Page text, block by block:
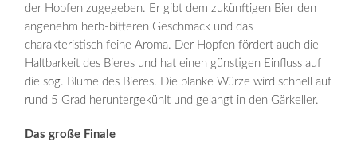
der Hopfen zugegeben. Er gibt dem zukünftigen Bier den
angenehm herb-bitteren Geschmack und das
charakteristisch feine Aroma. Der Hopfen fördert auch die
Haltbarkeit des Bieres und hat einen günstigen Einfluss auf
die sog. Blume des Bieres. Die blanke Würze wird schnell auf
rund 5 Grad heruntergekühlt und gelangt in den Gärkeller.
Das große Finale